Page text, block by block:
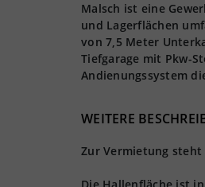
Malsch ist eine
und Lagerflächen
von 7,5 Meter
Tiefgarage mit Pkw-
Andienungssystem
WEITERE
Zur Vermietung